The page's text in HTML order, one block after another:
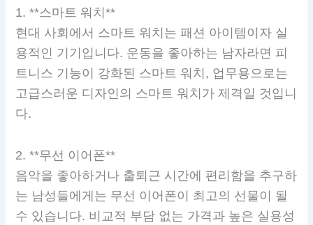
1. **스마트 워치**
현대 사회에서 스마트 워치는 패션 아이템이자 실
용적인 기기입니다. 운동을 좋아하는 남자라면 피
트니스 기능이 강화된 스마트 워치, 업무용으로는
고급스러운 디자인의 스마트 워치가 제격일 것입니
다.
2. **무선 이어폰**
음악을 좋아하거나 출퇴근 시간에 편리함을 추구하
는 남성들에게는 무선 이어폰이 최고의 선물이 될
수 있습니다. 비교적 부담 없는 가격과 높은 실용성